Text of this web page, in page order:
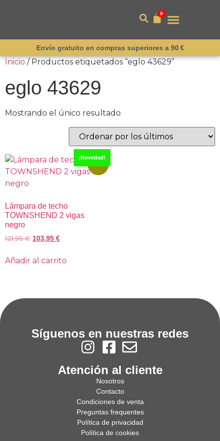
0
Envío gratuito en compras superiores a 90 €
Inicio/ Productos etiquetados “eglo 43629”
eglo 43629
Mostrando el único resultado
¡Novedad!
Lámpara de techo
TOWNSHEND 2 vigas
negro
121,95€ 103,95 €
Añadir al carrito
Síguenos en nuestras redes
Atención al cliente
Nosotros
Contacto
Condiciones de venta
Preguntas frequentes
Política de privacidad
Política de cookies